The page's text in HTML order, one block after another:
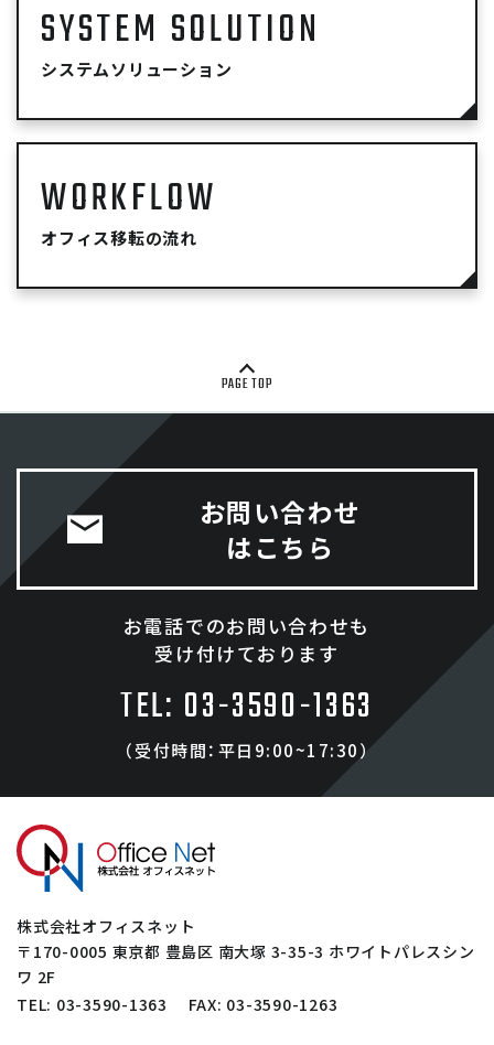
SYSTEM SOLUTION
システムソリューション
WORKFLOW
オフィス移転の流れ
PAGE TOP
お問い合わせ
はこちら
お電話でのお問い合わせも
受け付けております
TEL: 03-3590-1363
（受付時間：平日9:00~17:30）
株式会社オフィスネット
〒 170-0005 東京都 豊島区 南大塚 3-35-3 ホワイトパレスシン
ワ 2F
TEL: 03-3590-1363 FAX: 03-3590-1263